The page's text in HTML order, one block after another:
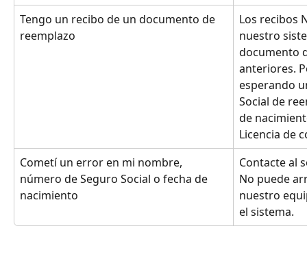
Tengo un recibo de un documento de
reemplazo
Los recibos
nuestro
documento
anteriores.
esperando
Social de
de
Licencia de
Cometí un error en mi nombre,
número de Seguro Social o fecha de
nacimiento
Contacte al
No puede
nuestro
el sistema.